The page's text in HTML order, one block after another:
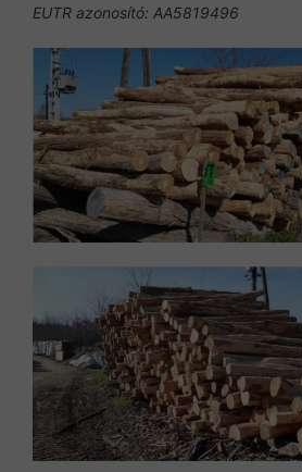
EUTR azonosító: AA5819496